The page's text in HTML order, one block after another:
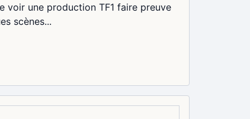
voir une production TF1 faire preuve
scènes...